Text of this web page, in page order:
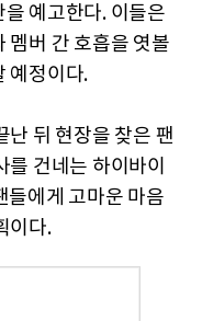
예고한다. 이들은
멤버 간 호흡을 엿볼
예정이다.
난 뒤 현장을 찾은 팬
건네는 하이바이
들에게 고마운 마음
이다.